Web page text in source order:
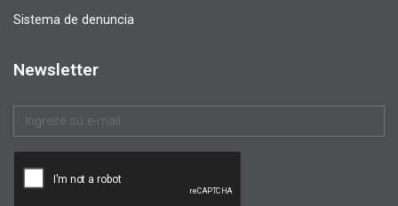
Sistema de denuncia
Newsletter